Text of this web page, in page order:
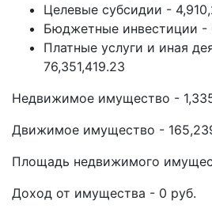
Целевые субсидии -
Бюджетные инвестиции -
Платные услуги и иная
76,351,419.23
Недвижимое имущество -
Движимое имущество -
Площадь недвижимого
Доход от имущества - 0 руб.